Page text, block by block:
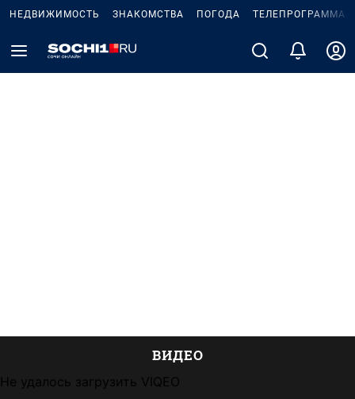
НЕДВИЖИМОСТЬ ЗНАКОМСТВА ПОГОДА ТЕЛЕПРОГРАММА
ВИДЕО
Не удалось загрузить VIQEO